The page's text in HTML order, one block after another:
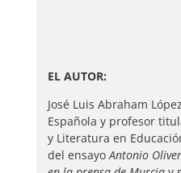
EL AUTOR:
José Luis Abraham
Española y profesor
y Literatura en
del ensayoAntonio